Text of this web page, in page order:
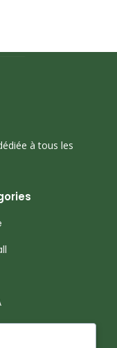
à tous les